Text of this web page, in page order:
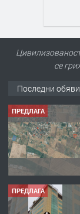
се
Последни обяви
ПРЕДЛАГА
ПРЕДЛАГА